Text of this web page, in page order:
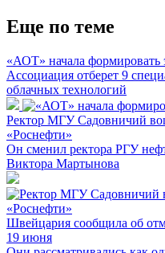
Еще по теме
«АОТ» начала формировать
Ассоциация отберет 9
облачных технологий
Ректор МГУ Садовничий
«Роснефти»
Он сменил ректора РГУ
Виктора Мартынова
Швейцария сообщила об
19 июня